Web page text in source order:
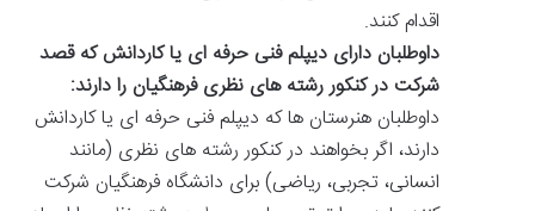
اقدام کنند.
داوطلبان دارای دیپلم فنی حرفه ای یا کاردانش که قصد
شرکت در کنکور رشته های نظری فرهنگیان را دارند:
داوطلبان هنرستان ها که دیپلم فنی حرفه ای یا کاردانش
دارند، اگر بخواهند در کنکور رشته های نظری (مانند
انسانی، تجربی، ریاضی) برای دانشگاه فرهنگیان شرکت